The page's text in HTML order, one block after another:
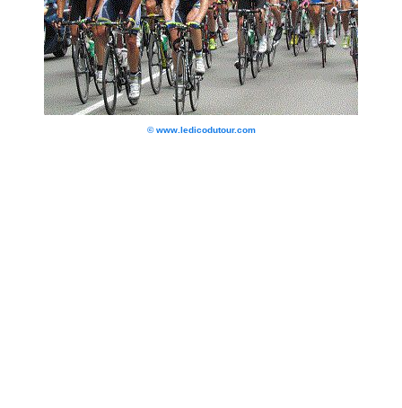
© www.ledicodutour.com